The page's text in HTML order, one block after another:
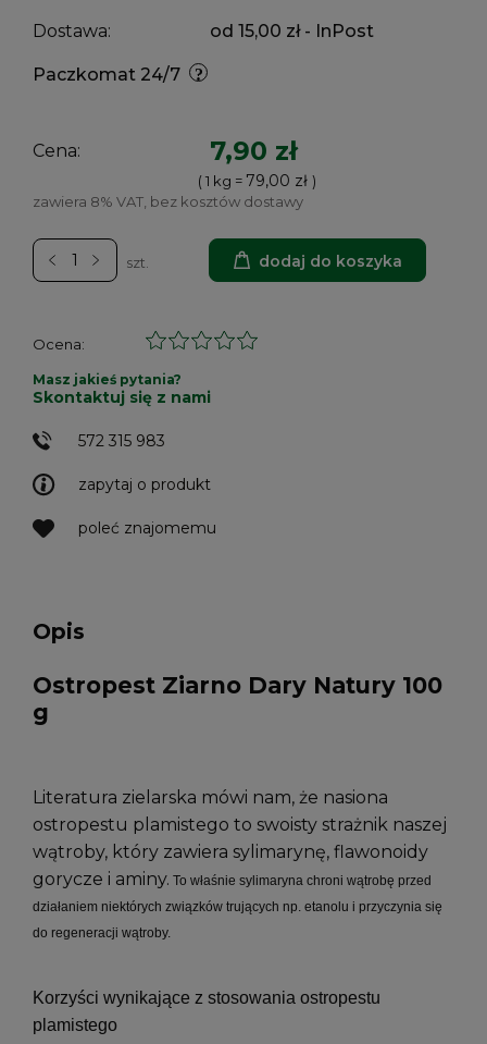
Dostawa: od 15,00 zł - InPost
Paczkomat 24/7
Cena: 7,90 zł
( 1 kg = 79,00 zł )
zawiera 8% VAT, bez kosztów dostawy
szt. dodaj do koszyka
Ocena:
zapytaj o produkt
poleć znajomemu
Masz jakieś pytania?
Skontaktuj się z nami
572 315 983
Opis
Ostropest Ziarno Dary Natury 100
g
Literatura zielarska mówi nam, że nasiona
ostropestu plamistego to swoisty strażnik naszej
wątroby, który zawiera sylimarynę, flawonoidy
gorycze i aminy. To właśnie sylimaryna chroni wątrobę przed
działaniem niektórych związków trujących np. etanolu i przyczynia się
do regeneracji wątroby.
Korzyści wynikające z stosowania ostropestu
plamistego